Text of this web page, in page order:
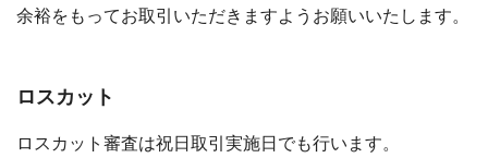
余裕をもってお取引いただきますようお願いいたします。
ロスカット
ロスカット審査は祝日取引実施日でも行います。